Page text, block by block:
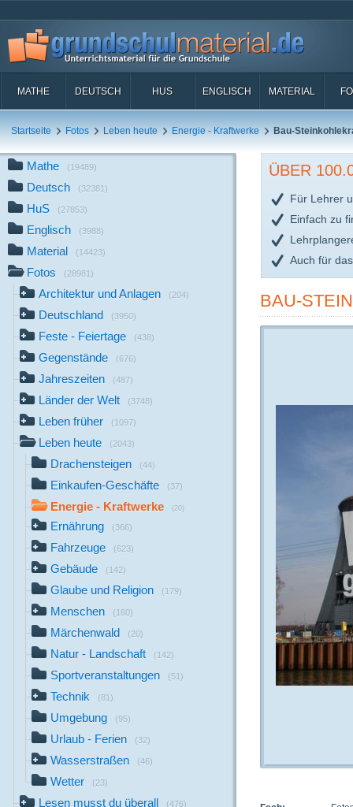
MATHE DEUTSCH HUS ENGLISCH MATERIAL
Startseite Fotos Leben heute Energie - Kraftwerke Bau-
Mathe (19489)
Deutsch (32381)
HuS (27853)
Englisch (3988)
Material (14423)
Fotos (28981)
Architektur und Anlagen (204)
Deutschland (3950)
Feste - Feiertage (438)
Gegenstände (676)
Jahreszeiten (487)
Länder der Welt (3748)
Leben früher (1097)
Leben heute (2043)
Drachensteigen (44)
Einkaufen-Geschäfte (37)
Energie - Kraftwerke (20)
Ernährung (366)
Fahrzeuge (623)
Gebäude (142)
Glaube und Religion (179)
Menschen (160)
Märchenwald (20)
Natur - Landschaft (142)
Sportveranstaltungen (51)
Technik (81)
Umgebung (95)
Urlaub - Ferien (32)
Wasserstraßen (46)
Wetter (23)
Lesen musst du überall (476)
ÜBER
Für Lehrer
Einfach zu
Auch für
BAU-